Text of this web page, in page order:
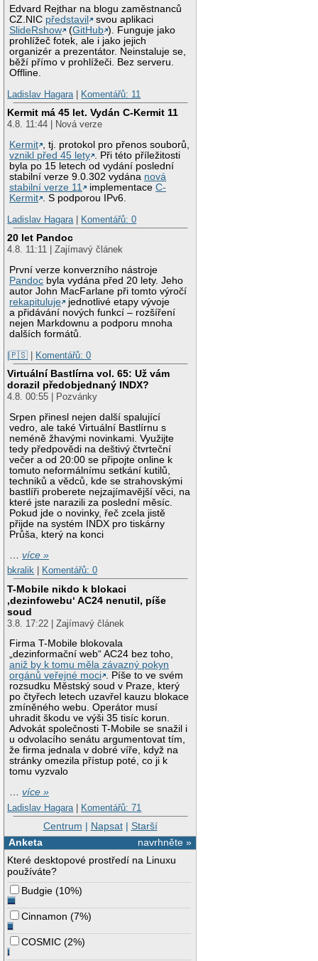
Edvard Rejthar na blogu zaměstnanců
CZ.NIC představil
svou aplikaci
SlideRshow
(GitHub ). Funguje jako
prohlížeč fotek, ale i jako jejich
organizér a prezentátor. Neinstaluje se,
běží přímo v prohlížeči. Bez serveru.
Offline.
Ladislav Hagara | Komentářů: 11
Kermit má 45 let. Vydán C-Kermit 11
4.8. 11:44 | Nová verze
Kermit , tj. protokol pro přenos souborů,
vznikl před 45 lety . Při této příležitosti
byla po 15 letech od vydání poslední
stabilní verze 9.0.302 vydána nová
stabilní verze 11
implementaceC-
Kermit . S podporou IPv6.
Ladislav Hagara | Komentářů: 0
20 let Pandoc
4.8. 11:11 | Zajímavý článek
První verze konverzního nástroje
Pandoc byla vydána před 20 lety. Jeho
autor John MacFarlane při tomto výročí
rekapituluje
jednotlivé etapy vývoje
a přidávání nových funkcí – rozšíření
nejen Markdownu a podporu mnoha
dalších formátů.
|🇵🇸 | Komentářů: 0
Virtuální Bastlírna vol. 65: Už vám
dorazil předobjednaný INDX?
4.8. 00:55 | Pozvánky
Srpen přinesl nejen další spalující
vedro, ale také Virtuální Bastlírnu s
neméně žhavými novinkami. Využijte
tedy předpovědi na deštivý čtvrteční
večer a od 20:00 se připojte online k
tomuto neformálnímu setkání kutilů,
techniků a vědců, kde se strahovskými
bastlíři proberete nejzajímavější věci, na
které jste narazili za poslední měsíc.
Pokud jde o novinky, řeč zcela jistě
přijde na systém INDX pro tiskárny
Průša, který na konci
…více »
bkralik
Komentářů: 0
T-Mobile nikdo k blokaci
‚dezinfowebu‘ AC24 nenutil, píše
soud
3.8. 17:22 | Zajímavý článek
Firma T-Mobile blokovala
„dezinformační web“ AC24 bez toho,
aniž by k tomu měla závazný pokyn
orgánů veřejné moci . Píše to ve svém
rozsudku Městský soud v Praze, který
po čtyřech letech uzavřel kauzu blokace
zmíněného webu. Operátor musí
uhradit škodu ve výši 35 tisíc korun.
Advokát společnosti T-Mobile se snažil i
u odvolacího senátu argumentovat tím,
že firma jednala v dobré víře, když na
stránky omezila přístup poté, co ji k
tomu vyzvalo
…více »
Ladislav Hagara | Komentářů: 71
Centrum | Napsat| Starší
navrhněte »
Anketa
Které desktopové prostředí na Linuxu
používáte?
Budgie (10%)
Cinnamon (7%)
COSMIC (2%)